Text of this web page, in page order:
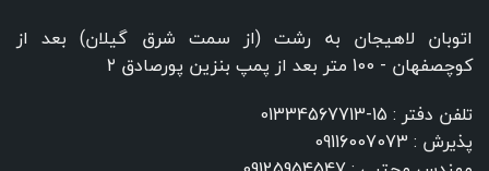
اتوبان لاهیجان به رشت (از سمت شرق گیلان) بعد از
کوچصفهان - 100 متر بعد از پمپ بنزین پورصادق ۲
تلفن دفتر : 15-01334567713
پذیرش : 09116007073